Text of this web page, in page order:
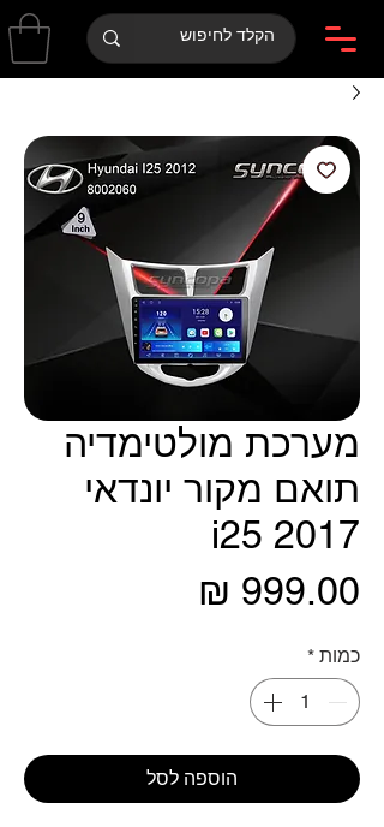
מערכת מולטימדיה
תואם מקור יונדאי
i25 2017
כמות *
הוספה לסל